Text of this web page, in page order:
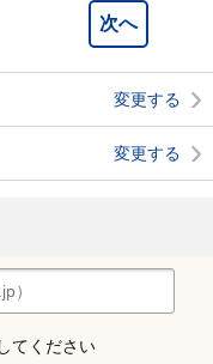
次へ
変更する
変更する
てください